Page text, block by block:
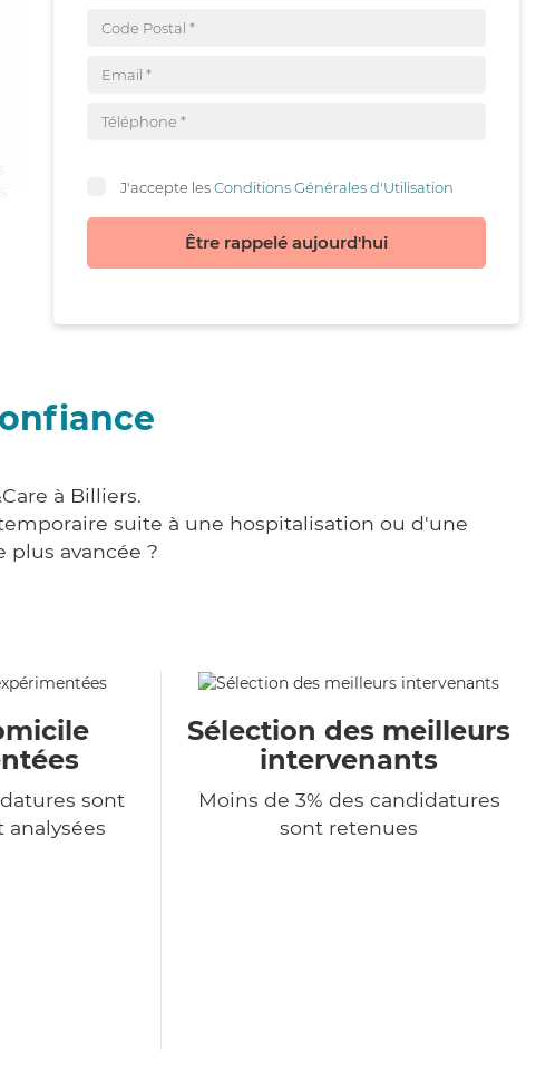
J'accepte lesConditions Générales d'Utilisation
Être rappelé aujourd'hui
à Billiers.
suite à une hospitalisation ou d'une
avancée ?
sont
Sélection des meilleurs
intervenants
Moins de 3% des candidatures
sont retenues